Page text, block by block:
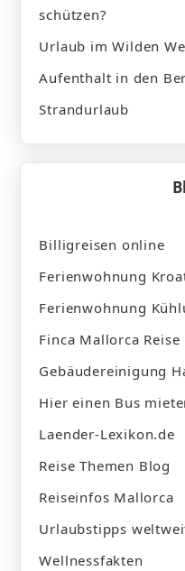
schützen?
Urlaub im Wilden
Aufenthalt in den
Strandurlaub
Billigreisen online
Ferienwohnung
Ferienwohnung
Finca Mallorca Reise
Gebäudereinigung
Hier einen Bus
Laender-Lexikon.de
Reise Themen Blog
Reiseinfos Mallorca
Urlaubstipps
Wellnessfakten